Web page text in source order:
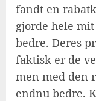
fandt en
gjorde hele mit
bedre. Deres
faktisk er de
men med den
endnu bedre.